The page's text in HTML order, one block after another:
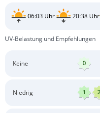
06:03 Uhr 20:38 Uhr
UV-Belastung und Empfehlungen
Keine
Niedrig